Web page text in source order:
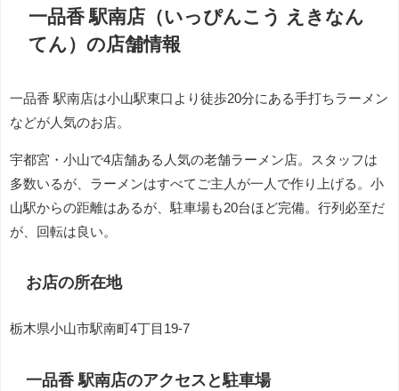
一品香 駅南店（いっぴんこう えきなん
てん）の店舗情報
一品香 駅南店は小山駅東口より徒歩20分にある手打ちラーメン
などが人気のお店。
宇都宮・小山で4店舗ある人気の老舗ラーメン店。スタッフは
多数いるが、ラーメンはすべてご主人が一人で作り上げる。小
山駅からの距離はあるが、駐車場も20台ほど完備。行列必至だ
が、回転は良い。
お店の所在地
栃木県小山市駅南町4丁目19-7
一品香 駅南店のアクセスと駐車場